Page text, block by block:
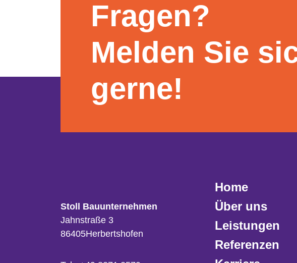
Fragen?
Melden Sie
gerne!
Stoll Bauunternehmen
Jahnstraße 3
86405Herbertshofen
Home
Über uns
Leistungen
Referenzen